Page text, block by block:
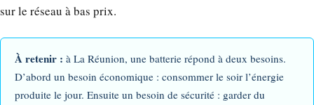
sur le réseau à bas prix.
À retenir : à La Réunion, une batterie répond à deux besoins.
D’abord un besoin économique : consommer le soir l’énergie
produite le jour. Ensuite un besoin de sécurité : garder du